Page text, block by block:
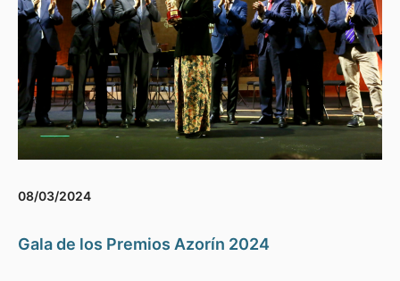
08/03/2024
Gala de los Premios Azorín 2024